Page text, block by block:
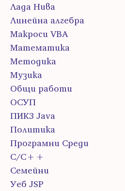
Лада Нива
Линейна алгебра
Макроси VBA
Математика
Методика
Музика
Общи работи
ОСУП
ПИК3 Java
Политика
Програмни Среди
С/С++
Семейни
Уеб JSP